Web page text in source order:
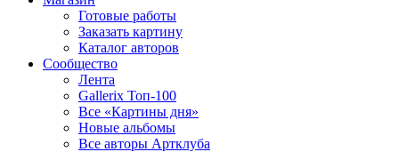
Готовые работы
Заказать картину
Каталог авторов
Сообщество
Лента
Gallerix Топ-100
Все «Картины дня»
Новые альбомы
Все авторы Артклуба